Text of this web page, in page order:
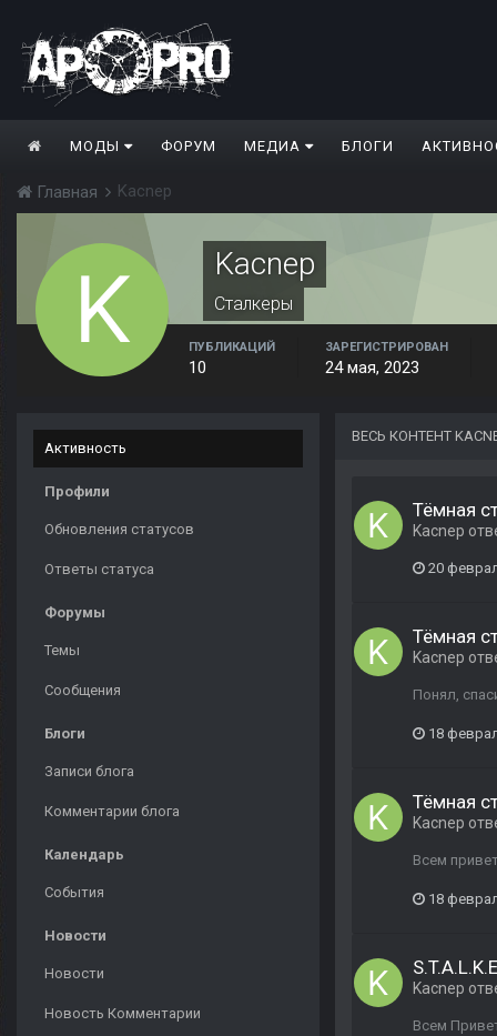
МОДЫ ФОРУМ МЕДИА БЛОГИ
Главная Kacnep
Kacnep
Сталкеры
ПУБЛИКАЦИЙ
10
ЗАРЕГИСТРИРОВАН
24 мая, 2023
Активность
Профили
Обновления статусов
Ответы статуса
Форумы
Темы
Сообщения
Блоги
Записи блога
Комментарии блога
Календарь
События
Новости
Новости
Новость Комментарии
ВЕСЬ КОНТЕНТ
Тёмная
Kacnep
20
Тёмная
Kacnep
Понял,
18
Тёмная
Kacnep
Всем
18
Kacnep
Всем